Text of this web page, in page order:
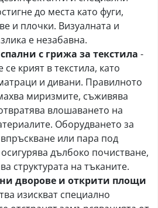
до места като фуги,
и плочки. Визуалната и
е незабавна.
с грижа за текстила -
крият в текстила, като
и дивани. Правилното
миризмите, съживява
влошаването на
Оборудването за
или пара под
дълбоко почистване,
структурата на тъканите.
дворове и открити площи
изискват специално